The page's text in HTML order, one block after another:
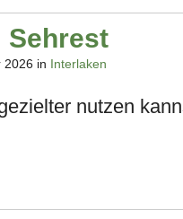
Sehrest
2026 in Interlaken
nutzen